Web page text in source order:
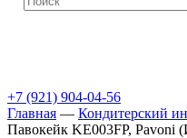
+7 (921) 904-04-56
Главная — Кондитерский
Павокейк KE003FP, Pavoni